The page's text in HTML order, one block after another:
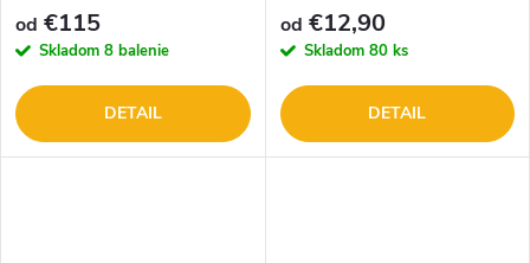
od €115
Skladom 8 balenie
DETAIL
od €12,90
Skladom 80 ks
DETAIL